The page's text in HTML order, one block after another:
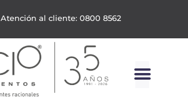
Atención al cliente: 0800 8562